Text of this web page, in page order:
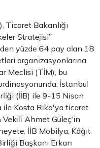
Ticaret Bakanlığı
Stratejisi”
yüzde 64 pay alan 18
organizasyonlarına
Meclisi (TİM), bu
İstanbul
(İİB) ile 9-15 Nisan
ile Kosta Rika'ya ticaret
Vekili Ahmet Güleç'in
İİB Mobilya, Kâğıt
Başkanı Erkan